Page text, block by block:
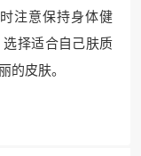
注意保持身体健
择适合自己肤质
的皮肤。